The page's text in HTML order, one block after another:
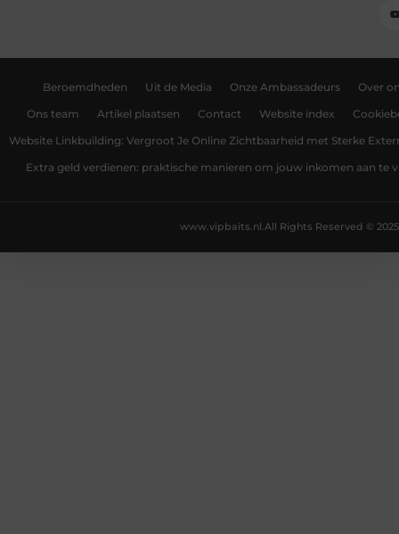
Beroemdheden Uit de Media Onze Ambassadeurs Over
Ons team Artikel plaatsen Contact Website index
Website Linkbuilding: Vergroot Je Online Zichtbaarheid met Sterke
Extra geld verdienen: praktische manieren om jouw inkomen aan te
All Rights Reserved © 2025
www.vipbaits.nl.